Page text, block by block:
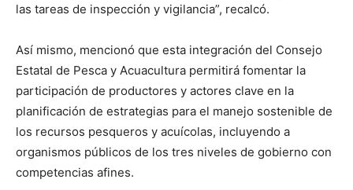
las tareas de inspección y vigilancia”, recalcó.
Así mismo, mencionó que esta integración del Consejo
Estatal de Pesca y Acuacultura permitirá fomentar la
participación de productores y actores clave en la
planificación de estrategias para el manejo sostenible de
los recursos pesqueros y acuícolas, incluyendo a
organismos públicos de los tres niveles de gobierno con
competencias afines.